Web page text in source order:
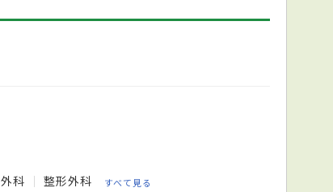
外科 整形外科 すべて見る